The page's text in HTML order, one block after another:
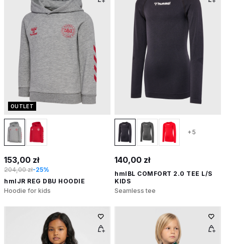
OUTLET
153,00 zł
204,00 zł-25%
hmlJR REG DBU HOODIE
Hoodie for kids
+5
140,00 zł
hmlBL COMFORT 2.0 TEE L/S
KIDS
Seamless tee